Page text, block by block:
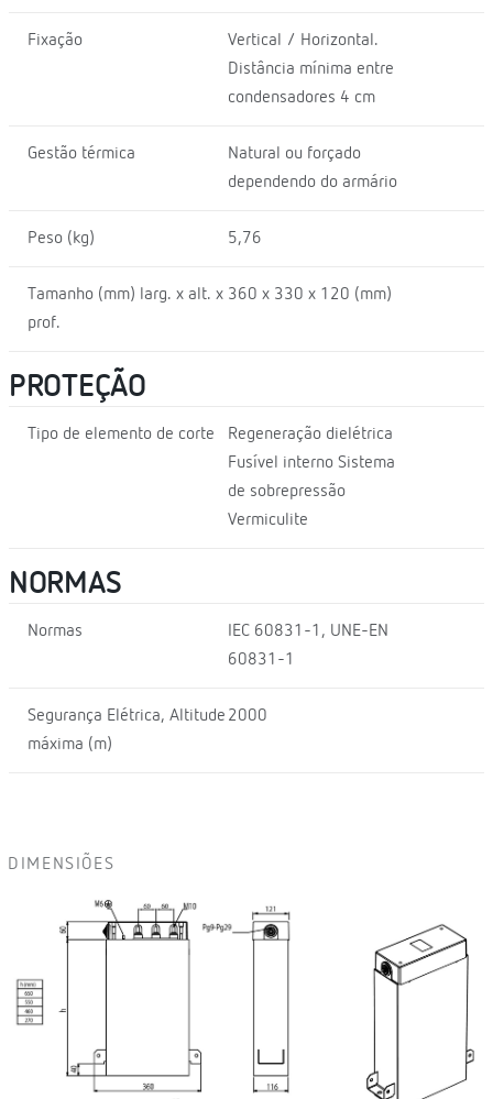
Fixação
Vertical / Horizontal.
Distância mínima entre
condensadores 4 cm
Gestão térmica
Natural ou forçado
dependendo do armário
Peso (kg) 5,76
Tamanho (mm) larg. x alt. x
prof.
360 x 330 x 120 (mm)
PROTEÇÃO
Tipo de elemento de corte
Regeneração dielétrica
Fusível interno Sistema
de sobrepressão
Vermiculite
NORMAS
Normas
IEC 60831-1, UNE-EN
60831-1
Segurança Elétrica, Altitude
máxima (m)
2000
DIMENSIÕES